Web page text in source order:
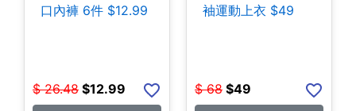
口內褲 6件 $12.99
$ 26.48 $12.99
袖運動上衣 $49
$ 68 $49